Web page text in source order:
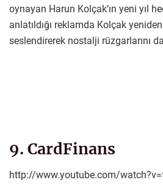
oynayan Harun Kolçak’ın yeni yıl
anlatıldığı reklamda Kolçak yeniden
seslendirerek nostalji rüzgarlarını
9. CardFinans
http://www.youtube.com/